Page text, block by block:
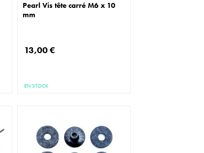
Pearl Vis tête carré M6 x 10
mm
13,00 €
EN STOCK